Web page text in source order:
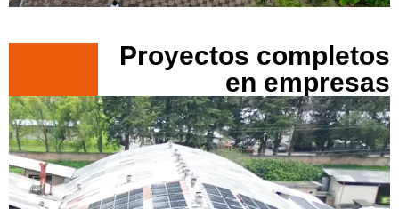
Proyectos completos
en empresas